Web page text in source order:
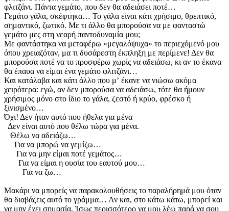
φλιτζάνι. Πάντα γεμάτο, που δεν θα αδειάσει ποτέ…
Γεμάτο γάλα, σκέφτηκα… Το γάλα είναι κάτι χρήσιμο, θρεπτικό,
σημαντικό, ζωτικό. Με τι άλλο θα μπορούσα να με φανταστώ
γεμάτο μες στη νεαρή παντοδυναμία μου;
Με φαντάστηκα να μεταφέρω «μεγαλόψυχα» το περιεχόμενό μου
όπου χρειαζόταν, μα τι δυσάρεστη έκπληξη με περίμενε! Δεν θα
μπορούσα ποτέ να το προσφέρω χωρίς να αδειάσω, κι αν το έκανα
θα έπαυα να είμαι ένα γεμάτο φλιτζάνι…
Και κατάλαβα και κάτι άλλο που μʼ έκανε να νιώσω ακόμα
χειρότερα: εγώ, αν δεν μπορούσα να αδειάσω, τότε θα ήμουν
χρήσιμος μόνο στο ίδιο το γάλα, ζεστό ή κρύο, φρέσκο ή
ξινισμένο…
Όχι! Δεν ήταν αυτό που ήθελα για μένα
Δεν είναι αυτό που θέλω τώρα για μένα.
Θέλω να αδειάζω…
Για να μπορώ να γεμίζω…
Για να μην είμαι ποτέ γεμάτος…
Για να είμαι η ουσία του εαυτού μου…
Για να ζω…
Μακάρι να μπορείς να παρακολουθήσεις το παραλήρημά μου όταν
θα διαβάζεις αυτό το γράμμα… Αν και, στο κάτω κάτω, μπορεί και
να μην έχει σημασία. Ίσως περισσότερο να μου λέω παρά να σου